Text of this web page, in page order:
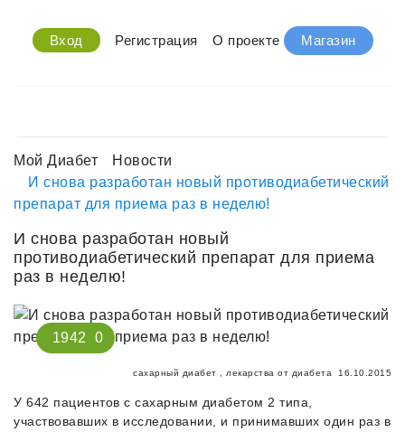
Вход Регистрация О проекте Магазин
Мой Диабет
Новости
И снова разработан новый противодиабетический
препарат для приема раз в неделю!
И снова разработан новый
противодиабетический препарат для приема
раз в неделю!
1942 0
сахарный диабет лекарства от диабета 16.10.2015
У 642 пациентов с сахарным диабетом 2 типа,
участвовавших в исследовании, и принимавших один раз в